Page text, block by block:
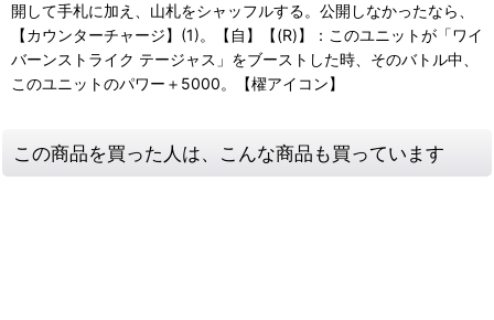
開して手札に加え、山札をシャッフルする。公開しなかったなら、
【カウンターチャージ】(1)。【自】【(R)】：このユニットが「ワイ
バーンストライク テージャス」をブーストした時、そのバトル中、
このユニットのパワー＋5000。【櫂アイコン】
この商品を買った人は、こんな商品も買っています